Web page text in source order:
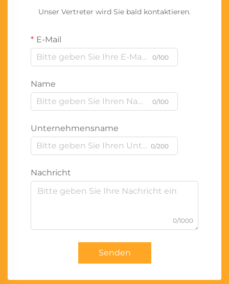
Unser Vertreter wird Sie bald kontaktieren.
E-Mail
0/100
Name
0/100
Unternehmensname
0/200
Nachricht
0/1000
Senden